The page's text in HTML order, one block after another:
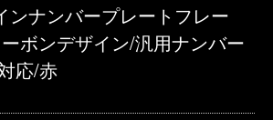
ンナンバープレートフレー
ボンデザイン/汎用ナンバー
応/赤